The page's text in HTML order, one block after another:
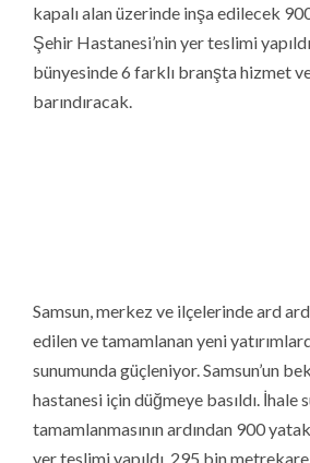
kapalı alan üzerinde inşa edilecek
Şehir Hastanesi’nin yer teslimi
bünyesinde 6 farklı branşta hizmet
barındıracak.
yer teslimi yapıldı. 295 bin
üzerinde kurulacak hastane
olacak. Sağlık hizmet sunumunun
geliştirme çalışmalarına ev sahipliği
branşların tek bir noktada